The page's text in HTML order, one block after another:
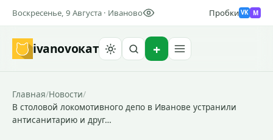
Воскресенье, 9 Августа · Иваново Пробки VK M
ivanovoкат
Главная/Новости/
В столовой локомотивного депо в Иванове устранили
антисанитарию и друг…